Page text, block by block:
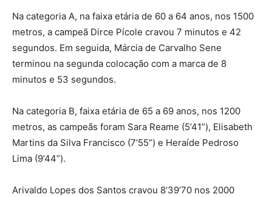
Na categoria A, na faixa etária de 60 a 64 anos, nos 1500
metros, a campeã Dirce Pícole cravou 7 minutos e 42
segundos. Em seguida, Márcia de Carvalho Sene
terminou na segunda colocação com a marca de 8
minutos e 53 segundos.
Na categoria B, faixa etária de 65 a 69 anos, nos 1200
metros, as campeãs foram Sara Reame (5’41”), Elisabeth
Martins da Silva Francisco (7’55”) e Heraíde Pedroso
Lima (9’44”).
Arivaldo Lopes dos Santos cravou 8’39’70 nos 2000